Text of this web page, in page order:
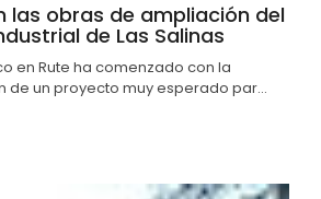
las obras de ampliación del
de Las Salinas
en Rute ha comenzado con la
de un proyecto muy esperado par...